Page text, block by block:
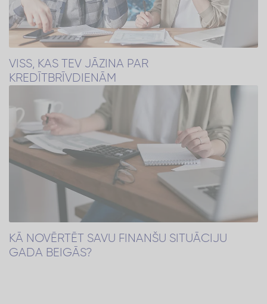
VISS, KAS TEV JĀZINA PAR
KREDĪTBRĪVDIENĀM
KĀ NOVĒRTĒT SAVU FINANŠU SITUĀCIJU
GADA BEIGĀS?